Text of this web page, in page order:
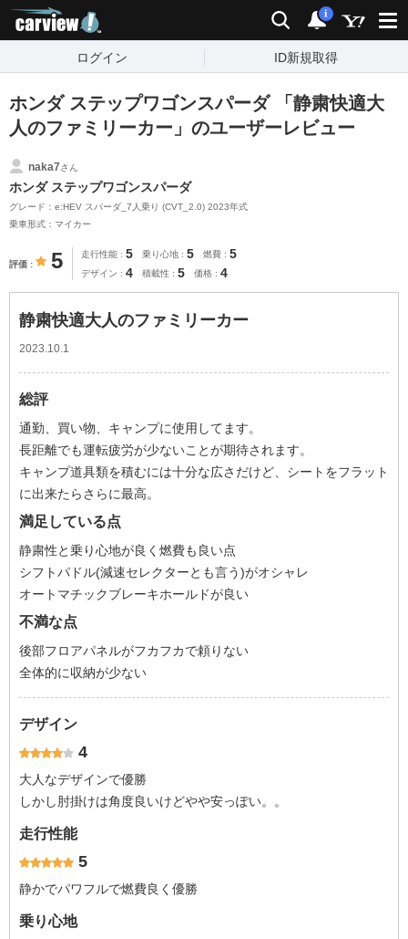
検索 通知
i
ログイン ID新規取得
ホンダ ステップワゴンスパーダ 「静粛快適大
人のファミリーカー」のユーザーレビュー
naka7さん
ホンダ ステップワゴンスパーダ
グレード：e:HEV スパーダ_7人乗り (CVT_2.0) 2023年式
乗車形式：マイカー
評価 5 走行性能 5 乗り心地 5 燃費 5
デザイン 4 積載性 5 価格 4
静粛快適大人のファミリーカー
2023.10.1
総評
通勤、買い物、キャンプに使用してます。
長距離でも運転疲労が少ないことが期待されます。
キャンプ道具類を積むには十分な広さだけど、シートをフラット
に出来たらさらに最高。
満足している点
静粛性と乗り心地が良く燃費も良い点
シフトパドル(減速セレクターとも言う)がオシャレ
オートマチックブレーキホールドが良い
不満な点
後部フロアパネルがフカフカで頼りない
全体的に収納が少ない
デザイン
4
大人なデザインで優勝
しかし肘掛けは角度良いけどやや安っぽい。。
走行性能
5
静かでパワフルで燃費良く優勝
乗り心地